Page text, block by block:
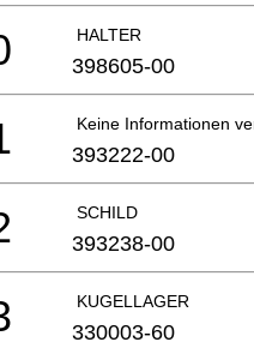
HALTER
398605-00
Keine Informationen
393222-00
SCHILD
393238-00
KUGELLAGER
330003-60